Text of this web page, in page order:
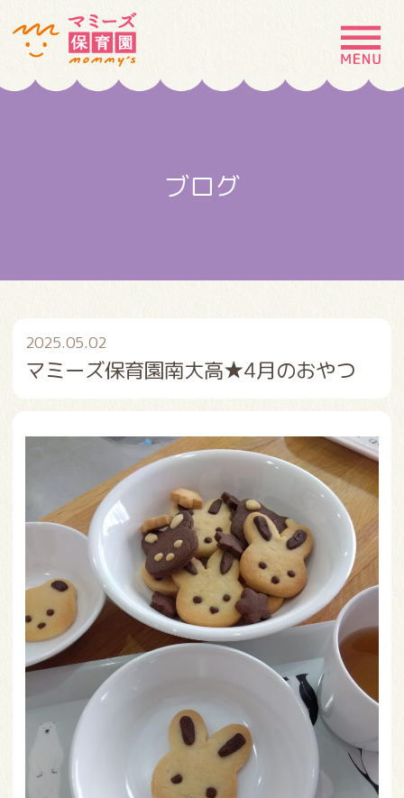
MENU
採用情報 お問い合わせ
ブログ
2025.05.02
マミーズ保育園南大高★4月のおやつ